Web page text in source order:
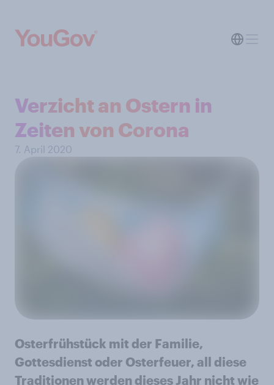
Verzicht an Ostern in
Zeiten von Corona
7. April 2020
Osterfrühstück mit der Familie,
Gottesdienst oder Osterfeuer, all diese
Traditionen werden dieses Jahr nicht wie